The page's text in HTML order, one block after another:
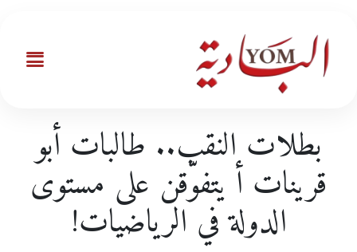
بطلات النقب.. طالبات أبو
قرينات أ يتفوّقن على مستوى
الدولة في الرياضيات!